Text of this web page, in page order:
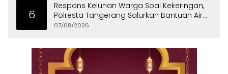
6
Respons Keluhan Warga Soal Kekeringan,
Polresta Tangerang Salurkan Bantuan Air
Bersih ke Panongan
07/08/2026